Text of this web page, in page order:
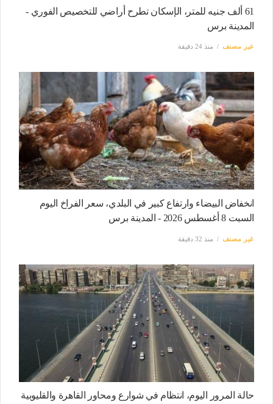
61 ألف جنيه للمتر، الإسكان تطرح أراضي للتخصيص الفوري -
المدينة برس
غير مصنف منذ 24 دقيقة
انخفاض البيضاء وارتفاع كبير في البلدي، سعر الفراخ اليوم
السبت 8 أغسطس 2026 - المدينة برس
غير مصنف منذ 32 دقيقة
حالة المرور اليوم، انتظام في شوارع ومحاور القاهرة والقليوبية